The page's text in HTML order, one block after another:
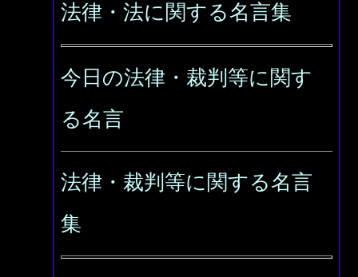
法律・法に関する名言集
今日の法律・裁判等に関す
る名言
法律・裁判等に関する名言
集